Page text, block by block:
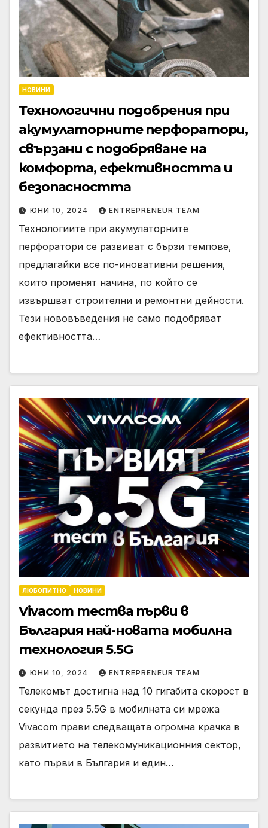
НОВИНИ
Технологични подобрения при
акумулаторните перфоратори,
свързани с подобряване на
комфорта, ефективността и
безопасността
ЮНИ 10, 2024 ENTREPRENEUR TEAM
Технологиите при акумулаторните
перфоратори се развиват с бързи темпове,
предлагайки все по-иновативни решения,
които променят начина, по който се
извършват строителни и ремонтни дейности.
Тези нововъведения не само подобряват
ефективността…
ЛЮБОПИТНО НОВИНИ
Vivacom тества първи в
България най-новата мобилна
технология 5.5G
ЮНИ 10, 2024 ENTREPRENEUR TEAM
Телекомът достигна над 10 гигабита скорост в
секунда през 5.5G в мобилната си мрежа
Vivacom прави следващата огромна крачка в
развитието на телекомуникационния сектор,
като първи в България и един…